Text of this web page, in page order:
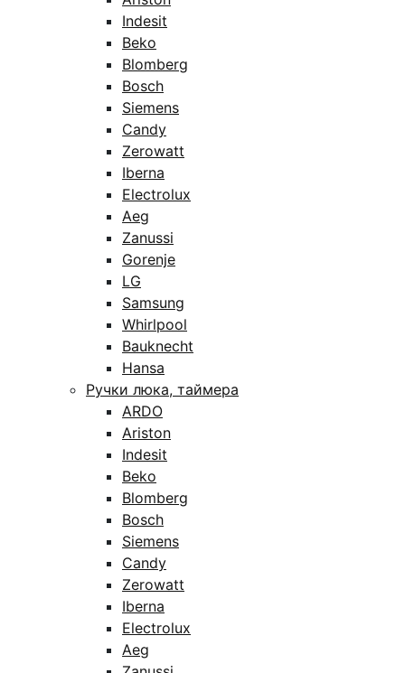
Indesit
Beko
Blomberg
Bosch
Siemens
Candy
Zerowatt
Iberna
Electrolux
Aeg
Zanussi
Gorenje
LG
Samsung
Whirlpool
Bauknecht
Hansa
Ручки люка, таймера
ARDO
Ariston
Indesit
Beko
Blomberg
Bosch
Siemens
Candy
Zerowatt
Iberna
Electrolux
Aeg